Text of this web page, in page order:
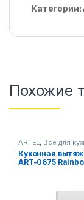
Категории:
Похожие
ARTEL, Все для
Кухонная
ART-0675